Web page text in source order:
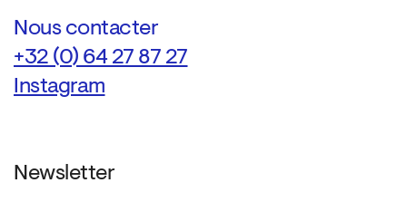
Nous contacter
+32 (0) 64 27 87 27
Instagram
Newsletter